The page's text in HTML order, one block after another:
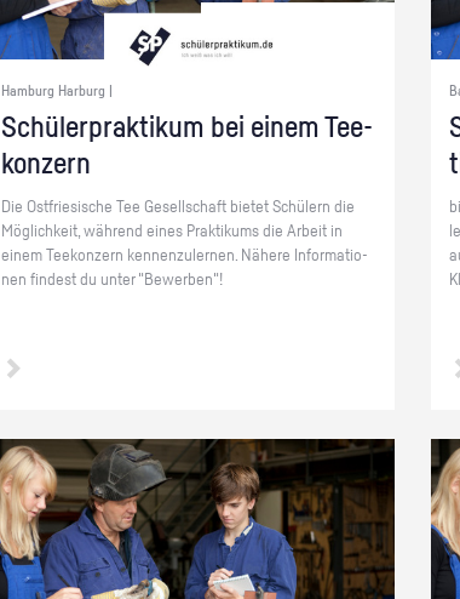
Hamburg Harburg |
Schü­ler­prak­ti­kum bei einem Tee­
kon­zern
Die Ost­frie­si­sche Tee Ge­sell­schaft bie­tet Schü­lern die
Mög­lich­keit, wäh­rend eines Prak­ti­kums die Ar­beit in
einem Tee­kon­zern ken­nen­zu­ler­nen. Nä­he­re In­for­ma­tio­
nen fin­dest du unter "Be­wer­ben"!